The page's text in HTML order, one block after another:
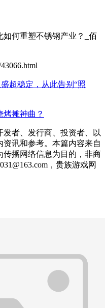
何重塑不锈钢产业？_佰
超稳定，从此告别“照
烤摊神曲？
者、发行商、投资者、以
讯和参考。本篇内容来自
播网络信息为目的，非商
，贵族游戏网